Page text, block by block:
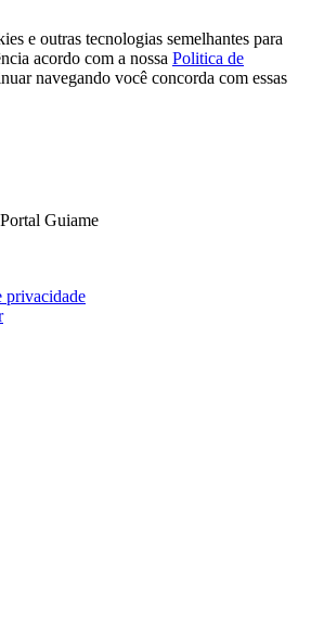
e outras tecnologias semelhantes para
acordo com a nossa Politica de
navegando você concorda com essas
Guiame
privacidade